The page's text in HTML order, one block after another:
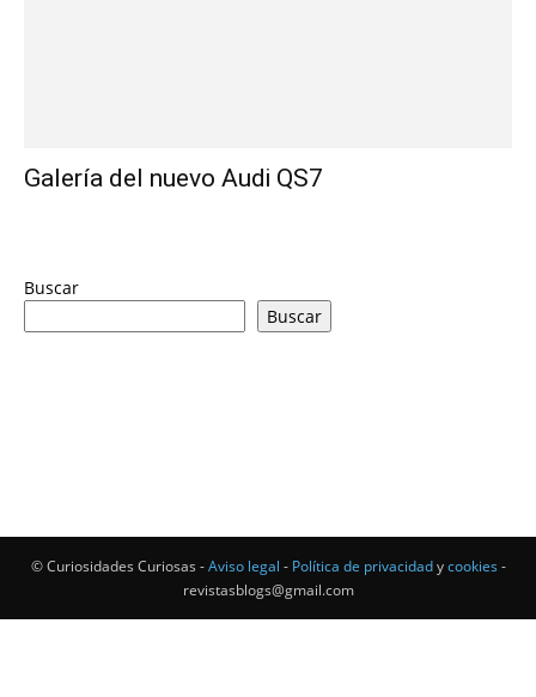
Galería del nuevo Audi QS7
Buscar
Buscar
© Curiosidades Curiosas -Aviso legal - Política de privacidadycookies -
revistasblogs@gmail.com